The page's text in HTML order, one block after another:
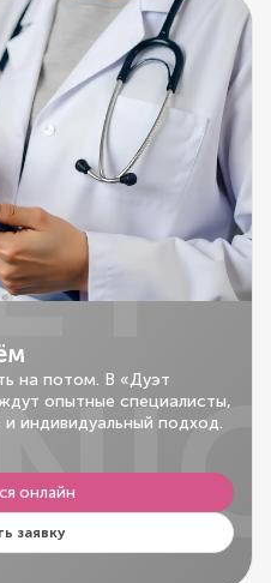
на потом. В «Дуэт
опытные специалисты,
индивидуальный подход.
онлайн
заявку